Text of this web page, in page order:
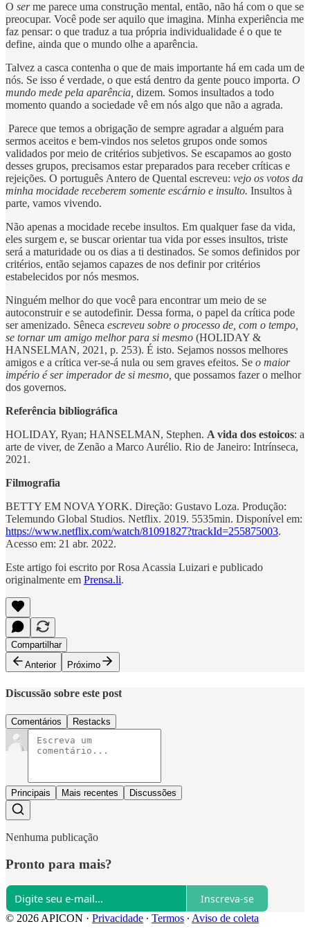
O serme parece uma construção mental, então, não há com o que se
preocupar. Você pode ser aquilo que imagina. Minha experiência me
faz pensar: o que traduz a tua própria individualidade é o que te
define, ainda que o mundo olhe a aparência.
Talvez a casca contenha o que de mais importante há em cada um de
nós. Se isso é verdade, o que está dentro da gente pouco importa. O
mundo mede pela aparência, dizem. Somos insultados a todo
momento quando a sociedade vê em nós algo que não a agrada.
Parece que temos a obrigação de sempre agradar a alguém para
sermos aceitos e bem-vindos nos seletos grupos onde somos
validados por meio de critérios subjetivos. Se escapamos ao gosto
desses grupos, precisamos estar preparados para receber críticas e
rejeições. O português Antero de Quental escreveu: vejo os votos da
minha mocidade receberem somente escárnio e insulto. Insultos à
parte, vamos vivendo.
Não apenas a mocidade recebe insultos. Em qualquer fase da vida,
eles surgem e, se buscar orientar tua vida por esses insultos, triste
será a maturidade ou os dias a ti destinados. Se somos definidos por
critérios, então sejamos capazes de nos definir por critérios
estabelecidos por nós mesmos.
Ninguém melhor do que você para encontrar um meio de se
autoconstruir e se autodefinir. Dessa forma, o papel da crítica pode
ser amenizado. Sêneca escreveu sobre o processo de, com o tempo,
se tornar um amigo melhor para si mesmo (HOLIDAY &
HANSELMAN, 2021, p. 253). É isto. Sejamos nossos melhores
amigos e a crítica ver-se-á nula ou sem graves efeitos. Se o maior
império é ser imperador de si mesmo, que possamos fazer o melhor
dos governos.
Referência bibliográfica
HOLIDAY, Ryan; HANSELMAN, Stephen. A vida dos estoicos: a
arte de viver, de Zenão a Marco Aurélio. Rio de Janeiro: Intrínseca,
2021.
Filmografia
BETTY EM NOVA YORK. Direção: Gustavo Loza. Produção:
Telemundo Global Studios. Netflix. 2019. 5535min. Disponível em:
https://www.netflix.com/watch/81091827?trackId=255875003.
Acesso em: 21 abr. 2022.
Este artigo foi escrito por Rosa Acassia Luizari e publicado
originalmente em Prensa.li.
Compartilhar
Anterior
Próximo
Discussão sobre este post
Comentários Restacks
Principais Mais recentes Discussões
Nenhuma publicação
Pronto para mais?
Inscreva-se
© 2026 APICON · Privacidade ∙ Termos ∙ Aviso de coleta